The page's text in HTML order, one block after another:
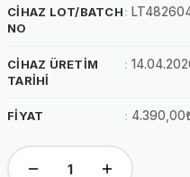
CIHAZ LOT/BATCH
NO
CIHAZ ÜRETIM
TARIHI
FIYAT